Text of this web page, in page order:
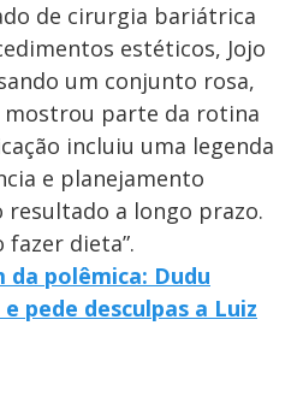
de cirurgia bariátrica
estéticos, Jojo
um conjunto rosa,
mostrou parte da rotina
incluiu uma legenda
e planejamento
resultado a longo prazo.
fazer dieta”.
da polêmica: Dudu
pede desculpas a Luiz